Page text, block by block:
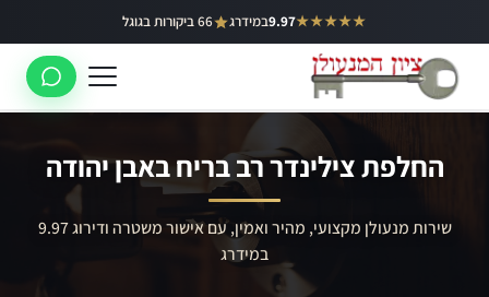
לתוכן
★★★★★
9.97במידרג 66 ביקורות בגוגל באר יעקב
ראשון לציון
לוד
רמלה
החלפת צילינדר רב בריח באבן יהודה
שירות מנעולן מקצועי, מהיר ואמין, עם אישור משטרה ודירוג 9.97
במידרג